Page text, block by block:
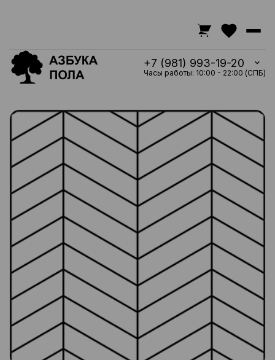
+7 (981) 993-19-20
Часы работы: 10:00 - 22:00 (СПБ)